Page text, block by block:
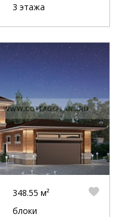
3 этажа
348.55 м²
блоки